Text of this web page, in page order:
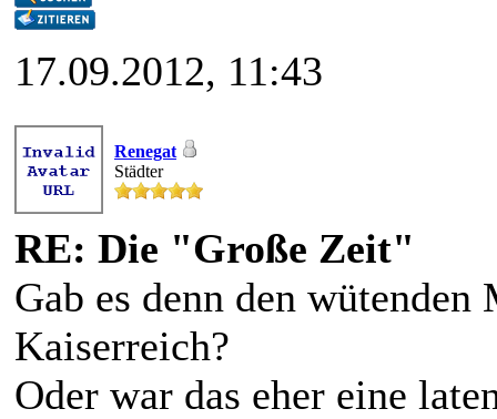
17.09.2012, 11:43
Renegat
Städter
RE: Die "Große Zeit"
Gab es denn den
Kaiserreich?
Oder war das eher eine